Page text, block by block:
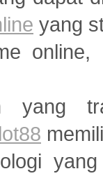
yang
yang